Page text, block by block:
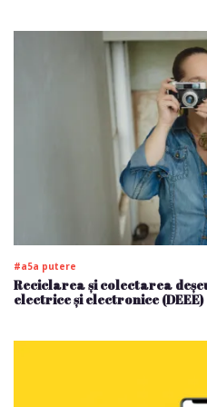
#a5a putere
Reciclarea și colectarea
electrice și electronice (DEEE)